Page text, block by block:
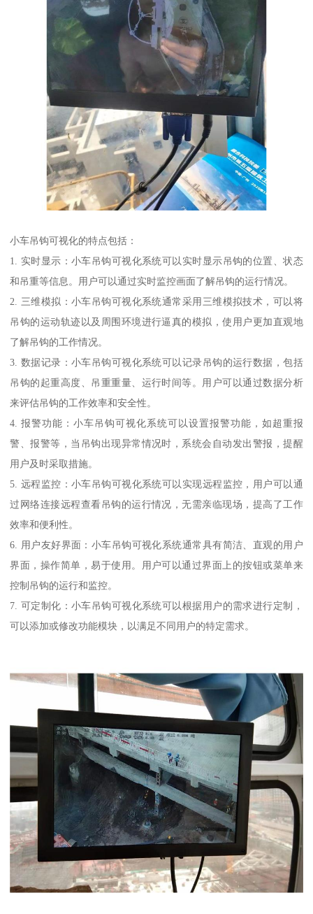
小车吊钩可视化的特点包括：
1. 实时显示：小车吊钩可视化系统可以实时显示吊钩的位置、状态
和吊重等信息。用户可以通过实时监控画面了解吊钩的运行情况。
2. 三维模拟：小车吊钩可视化系统通常采用三维模拟技术，可以将
吊钩的运动轨迹以及周围环境进行逼真的模拟，使用户更加直观地
了解吊钩的工作情况。
3. 数据记录：小车吊钩可视化系统可以记录吊钩的运行数据，包括
吊钩的起重高度、吊重重量、运行时间等。用户可以通过数据分析
来评估吊钩的工作效率和安全性。
4. 报警功能：小车吊钩可视化系统可以设置报警功能，如超重报
警、报警等，当吊钩出现异常情况时，系统会自动发出警报，提醒
用户及时采取措施。
5. 远程监控：小车吊钩可视化系统可以实现远程监控，用户可以通
过网络连接远程查看吊钩的运行情况，无需亲临现场，提高了工作
效率和便利性。
6. 用户友好界面：小车吊钩可视化系统通常具有简洁、直观的用户
界面，操作简单，易于使用。用户可以通过界面上的按钮或菜单来
控制吊钩的运行和监控。
7. 可定制化：小车吊钩可视化系统可以根据用户的需求进行定制，
可以添加或修改功能模块，以满足不同用户的特定需求。